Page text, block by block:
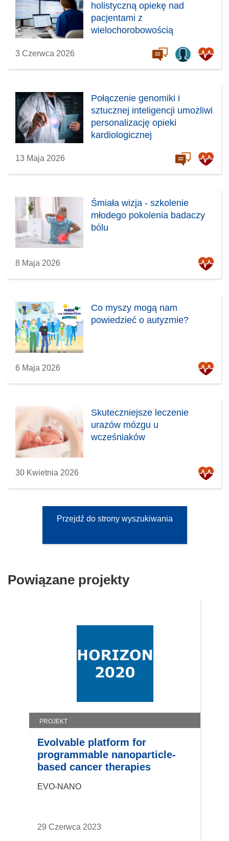
holistyczną opiekę nad
pacjentami z
wielochorobowością
3 Czerwca 2026
Połączenie genomiki i
sztucznej inteligencji umożliwi
personalizację opieki
kardiologicznej
13 Maja 2026
Śmiała wizja - szkolenie
młodego pokolenia badaczy
bólu
8 Maja 2026
Co myszy mogą nam
powiedzieć o autyzmie?
6 Maja 2026
Skuteczniejsze leczenie
urazów mózgu u
wcześniaków
30 Kwietnia 2026
Przejdź do strony wyszukiwania
Powiązane projekty
PROJEKT
Evolvable platform for
programmable nanoparticle-
based cancer therapies
EVO-NANO
29 Czerwca 2023